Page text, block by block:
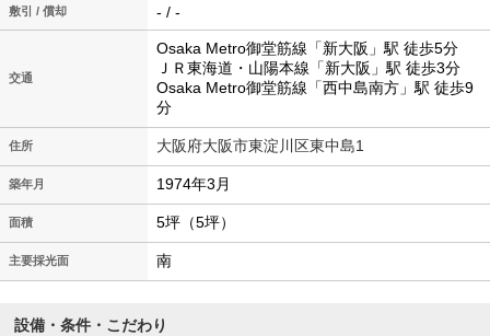
敷引 / 償却 - / -
交通
Osaka Metro御堂筋線「新大阪」駅 徒歩5分
ＪＲ東海道・山陽本線「新大阪」駅 徒歩3分
Osaka Metro御堂筋線「西中島南方」駅 徒歩9
分
住所 大阪府大阪市東淀川区東中島1
築年月 1974年3月
面積 5坪（5坪）
主要採光面 南
設備・条件・こだわり